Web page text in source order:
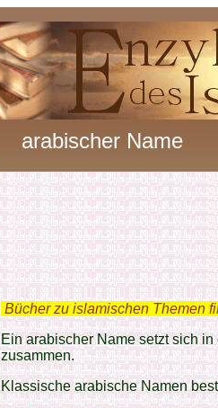
arabischer Name
Bücher zu islamischen Themen
Ein arabischer Name setzt sich
zusammen.
Klassische arabische Namen